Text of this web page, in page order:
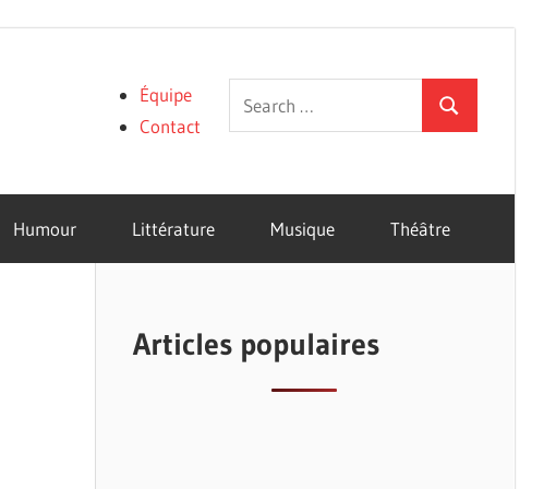
Search
for:
Search
Équipe
Contact
Humour Littérature Musique Théâtre
Articles populaires